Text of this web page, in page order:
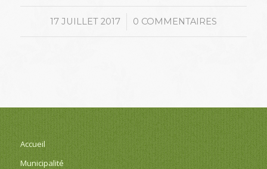
17 JUILLET 2017
/ 0 COMMENTAIRES
Accueil
Municipalité